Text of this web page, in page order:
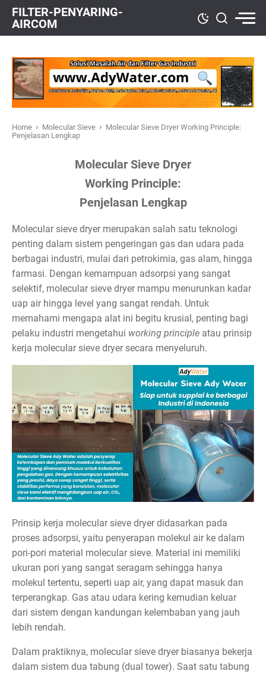
FILTER-PENYARING-
AIRCOM
Home › Molecular Sieve › Molecular Sieve Dryer Working Principle:
Penjelasan Lengkap
Molecular Sieve Dryer
Working Principle:
Penjelasan Lengkap
Molecular sieve dryer merupakan salah satu teknologi
penting dalam sistem pengeringan gas dan udara pada
berbagai industri, mulai dari petrokimia, gas alam, hingga
farmasi. Dengan kemampuan adsorpsi yang sangat
selektif, molecular sieve dryer mampu menurunkan kadar
uap air hingga level yang sangat rendah. Untuk
memahami mengapa alat ini begitu krusial, penting bagi
pelaku industri mengetahui working principle atau prinsip
kerja molecular sieve dryer secara menyeluruh.
Prinsip kerja molecular sieve dryer didasarkan pada
proses adsorpsi, yaitu penyerapan molekul air ke dalam
pori-pori material molecular sieve. Material ini memiliki
ukuran pori yang sangat seragam sehingga hanya
molekul tertentu, seperti uap air, yang dapat masuk dan
terperangkap. Gas atau udara kering kemudian keluar
dari sistem dengan kandungan kelembaban yang jauh
lebih rendah.
Dalam praktiknya, molecular sieve dryer biasanya bekerja
dalam sistem dua tabung (dual tower). Saat satu tabung